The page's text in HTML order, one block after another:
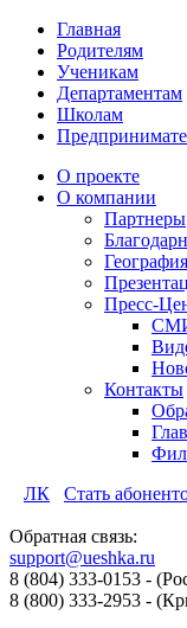
Главная
Родителям
Ученикам
Департаментам
Школам
О проекте
О компании
Партнеры
Пресс-
Контакты
ЛК
Стать
Обратная связь:
support@ueshka.ru
8 (804) 333-0153 -
8 (800) 333-2953 -